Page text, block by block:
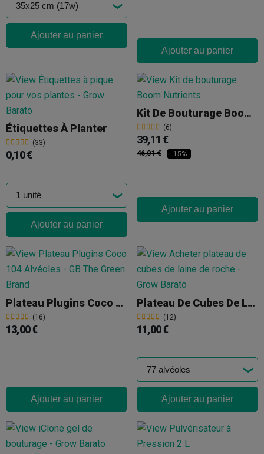
Ajouter au panier
Ajouter au panier
Étiquettes À Planter
(33)
0,10 €
Ajouter au panier
Kit De Bouturage Boom Nutrients
(6)
39,11 €
46,01 € -15%
Ajouter au panier
Plateau Plugins Coco 104 Alvéoles
(16)
13,00 €
Ajouter au panier
Plateau De Cubes De Laine De Roche
(12)
11,00 €
Ajouter au panier